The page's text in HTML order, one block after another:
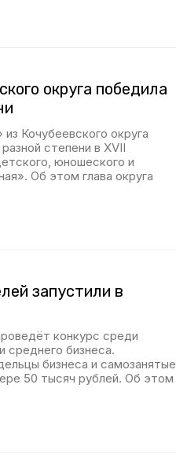
округа победила
Кочубеевского округа
степени в XVII
юношеского и
Об этом глава округа
запустили в
конкурс среди
среднего бизнеса.
бизнеса и самозанятые
50 тысяч рублей. Об этом